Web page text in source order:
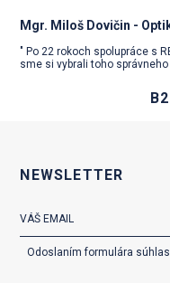
Mgr. Miloš Dovičin -
" Po 22 rokoch spolupráce s
sme si vybrali toho
NEWSLETTER
Odoslaním formulára